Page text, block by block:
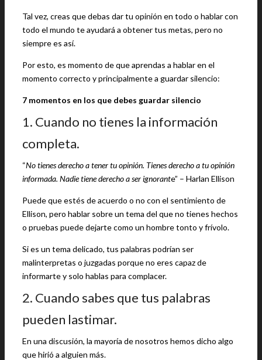
Tal vez, creas que debas dar tu opinión en todo o hablar con
todo el mundo te ayudará a obtener tus metas, pero no
siempre es así.
Por esto, es momento de que aprendas a hablar en el
momento correcto y principalmente a guardar silencio:
7 momentos en los que debes guardar silencio
1. Cuando no tienes la información
completa.
“No tienes derecho a tener tu opinión. Tienes derecho a tu opinión
informada. Nadie tiene derecho a ser ignorante” – Harlan Ellison
Puede que estés de acuerdo o no con el sentimiento de
Ellison, pero hablar sobre un tema del que no tienes hechos
o pruebas puede dejarte como un hombre tonto y frívolo.
Si es un tema delicado, tus palabras podrían ser
malinterpretas o juzgadas porque no eres capaz de
informarte y solo hablas para complacer.
2. Cuando sabes que tus palabras
pueden lastimar.
En una discusión, la mayoría de nosotros hemos dicho algo
que hirió a alguien más.